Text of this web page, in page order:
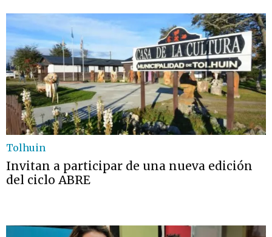
Tolhuin
Invitan a participar de una nueva edición
del ciclo ABRE